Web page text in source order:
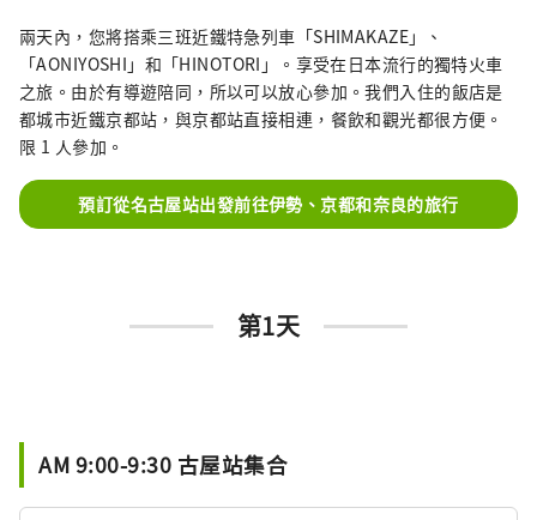
兩天內，您將搭乘三班近鐵特急列車「SHIMAKAZE」、
「AONIYOSHI」和「HINOTORI」。享受在日本流行的獨特火車
之旅。由於有導遊陪同，所以可以放心參加。我們入住的飯店是
都城市近鐵京都站，與京都站直接相連，餐飲和觀光都很方便。
限 1 人參加。
預訂從名古屋站出發前往伊勢、京都和奈良的旅行
第1天
AM 9:00-9:30 古屋站集合